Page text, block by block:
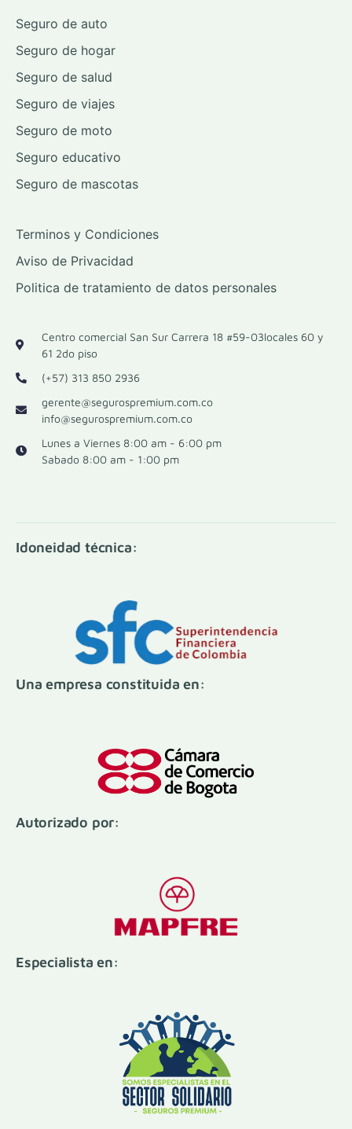
Seguro de auto
Seguro de hogar
Seguro de salud
Seguro de viajes
Seguro de moto
Seguro educativo
Seguro de mascotas
Terminos y Condiciones
Aviso de Privacidad
Politica de tratamiento de datos personales
Centro comercial San Sur Carrera 18 #59-03locales 60 y
61 2do piso
(+57) 313 850 2936
gerente@segurospremium.com.co
info@segurospremium.com.co
Lunes a Viernes 8:00 am - 6:00 pm
Sabado 8:00 am - 1:00 pm
Idoneidad técnica:
Una empresa constituida en:
Autorizado por:
Especialista en: